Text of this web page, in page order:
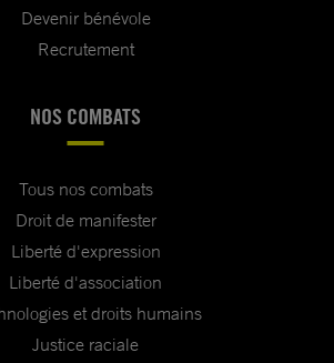
Devenir bénévole
Recrutement
NOS COMBATS
Tous nos combats
Droit de manifester
Liberté d'expression
Liberté d'association
et droits humains
Justice raciale